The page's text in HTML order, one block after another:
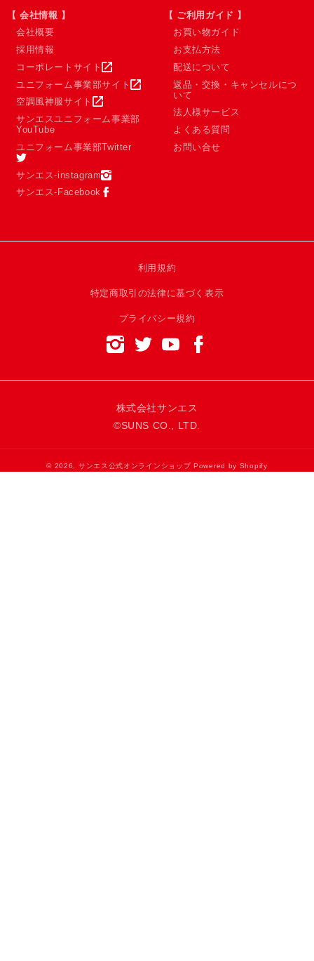
【 会社情報 】
会社概要
採用情報
コーポレートサイト
ユニフォーム事業部サイト
空調風神服サイト
サンエスユニフォーム事業部
YouTube
ユニフォーム事業部Twitter
サンエス-instagram
サンエス-Facebook
【 ご利用ガイド 】
お買い物ガイド
お支払方法
配送について
返品・交換・キャンセルにつ
いて
法人様サービス
よくある質問
お問い合せ
利用規約
特定商取引の法律に基づく表示
プライバシー規約
株式会社サンエス
©SUNS CO., LTD.
© 2026, サンエス公式オンラインショップ Powered by Shopify